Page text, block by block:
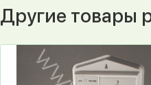
Другие товары